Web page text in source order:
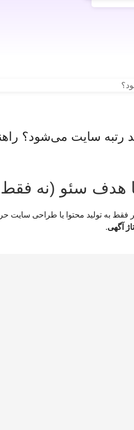
رتبه سایت می‌شود؟
هدف سئو (نه فقط
فقط به تولید محتوا یا طراحی
آگهی.